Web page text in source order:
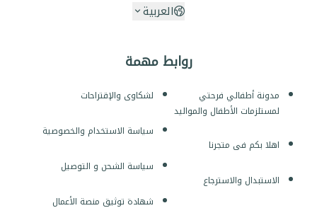
روابط مهمة
مدونة أطفالي فرحتي
لمستلزمات الأطفال والمواليد
اهلا بكم فى متجرنا
الاستبدال والاسترجاع
لشكاوى والإقتراحات
سياسة الاستخدام والخصوصية
سياسة الشحن و التوصيل
شهادة توثيق منصة الأعمال
العربية